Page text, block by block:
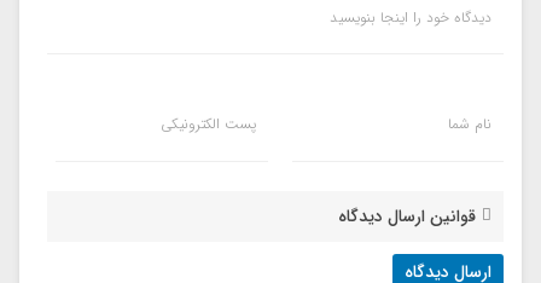
دیدگاه خود را اینجا بنویسید
نام شما پست الکترونیکی
قوانین ارسال دیدگاه